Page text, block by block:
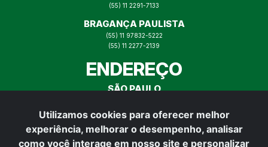
Utilizamos cookies para oferecer melhor
experiência, melhorar o desempenho, analisar
como você interage em nosso site e personalizar
(55) 11 2291-7133
BRAGANÇA PAULISTA
(55) 11 97832-5222
(55) 11 2277-2139
ENDEREÇO
SÃO PAULO
BRAGANÇA PAULISTA
RUA PADRE VITOR N° 165,